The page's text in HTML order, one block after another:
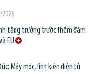
2026
tăng trưởng trước thềm đàm
EU
Máy móc, linh kiện điện tử